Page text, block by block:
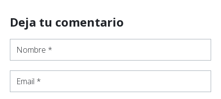
Deja tu comentario
Nombre *
Email *